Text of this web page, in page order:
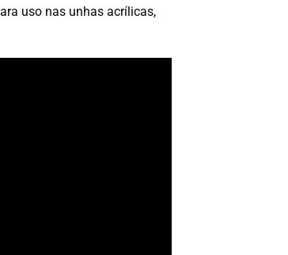
uso nas unhas acrílicas,